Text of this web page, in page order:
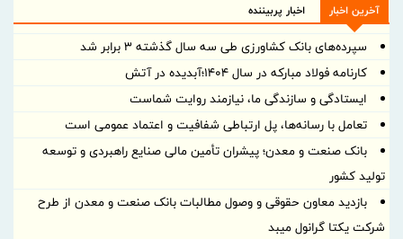
آخرین اخبار اخبار پربیننده
سپرده‌های بانک کشاورزی طی سه سال گذشته ۳ برابر شد
کارنامه فولاد مبارکه در سال ۱۴۰۴؛آبدیده در آتش
ایستادگی و سازندگی ما، نیازمند روایت شماست
تعامل با رسانه‌ها، پل ارتباطی شفافیت و اعتماد عمومی است
بانک صنعت و معدن؛ پیشران تأمین مالی صنایع راهبردی و توسعه
تولید کشور
بازدید معاون حقوقی و وصول مطالبات بانک صنعت و معدن از طرح
شرکت یکتا گرانول میبد